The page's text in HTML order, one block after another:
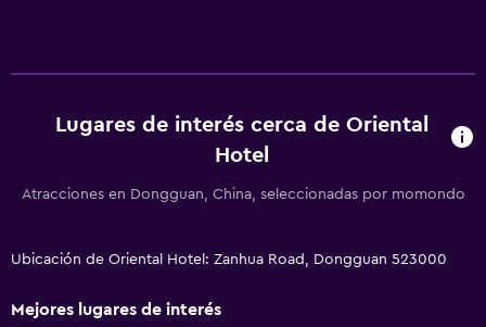
Lugares de interés cerca de Oriental
Hotel
Atracciones en Dongguan, China, seleccionadas por momondo
Ubicación de Oriental Hotel: Zanhua Road, Dongguan 523000
Mejores lugares de interés